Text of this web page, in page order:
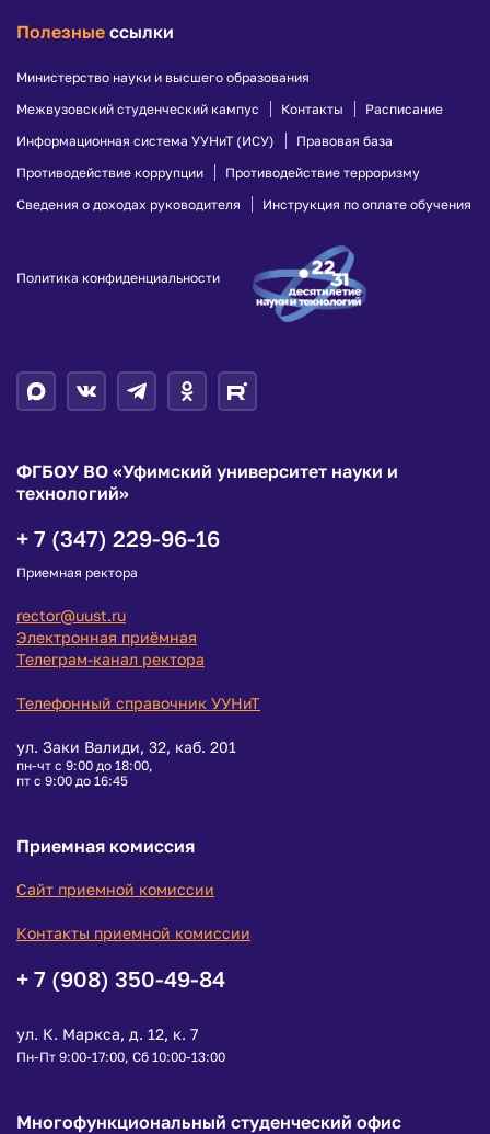
Полезные ссылки
Министерство науки и высшего образования
Межвузовский студенческий кампус
Контакты
Расписание
Информационная система УУНиТ (ИСУ)
Правовая база
Противодействие коррупции
Противодействие терроризму
Сведения о доходах руководителя
Инструкция по оплате обучения
Политика конфиденциальности
ФГБОУ ВО «Уфимский университет науки и
технологий»
+ 7 (347) 229-96-16
Приемная ректора
rector@uust.ru
Электронная приёмная
Телеграм-канал ректора
Телефонный справочник УУНиТ
ул. Заки Валиди, 32, каб. 201
пн-чт с 9:00 до 18:00,
пт с 9:00 до 16:45
Приемная комиссия
Сайт приемной комиссии
Контакты приемной комиссии
+ 7 (908) 350-49-84
ул. К. Маркса, д. 12, к. 7
Пн-Пт 9:00-17:00, Сб 10:00-13:00
Многофункциональный студенческий офис